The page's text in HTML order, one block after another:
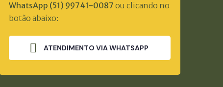
WhatsApp (51) 99741-0087 ou clicando no
botão abaixo:
ATENDIMENTO VIA WHATSAPP